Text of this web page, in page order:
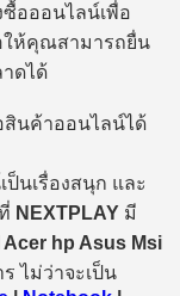
อออนไลน์เพื่อ
ให้คุณสามารถยื่น
ดได้
นค้าออนไลน์ได้
นเรื่องสนุก และ
NEXTPLAY มี
Acer hp Asus Msi
ไม่ว่าจะเป็น